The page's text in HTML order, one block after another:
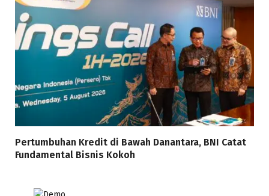
Pertumbuhan Kredit di Bawah Danantara, BNI Catat
Fundamental Bisnis Kokoh